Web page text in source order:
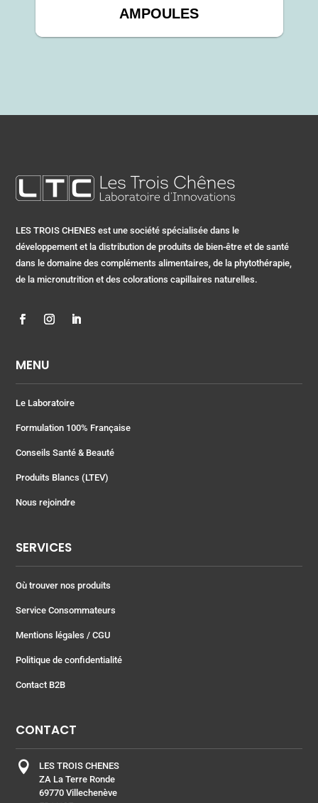
AMPOULES
LES TROIS CHENES est une société spécialisée dans le
développement et la distribution de produits de bien-être et de santé
dans le domaine des compléments alimentaires, de la phytothérapie,
de la micronutrition et des colorations capillaires naturelles.
MENU
Le Laboratoire
Formulation 100% Française
Conseils Santé & Beauté
Produits Blancs (LTEV)
Nous rejoindre
SERVICES
Où trouver nos produits
Service Consommateurs
Mentions légales / CGU
Politique de confidentialité
Contact B2B
CONTACT

LES TROIS CHENES
ZA La Terre Ronde
69770 Villechenève